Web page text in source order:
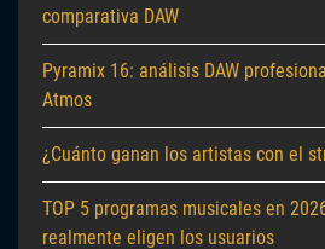
comparativa DAW
Pyramix 16: análisis DAW
Atmos
¿Cuánto ganan los artistas con el
TOP 5 programas musicales en
realmente eligen los usuarios